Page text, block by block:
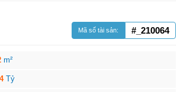
Mã số tài sản: #_210064
m²
Tỷ